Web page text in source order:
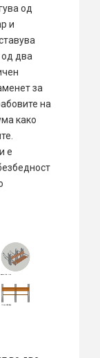
од
и
од два
за
на
како
е